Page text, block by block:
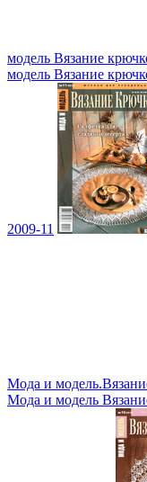
модель Вязание
модель Вязание
2009-11
Мода и
Мода и модель